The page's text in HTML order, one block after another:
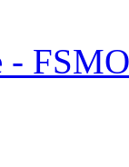
- FSMO